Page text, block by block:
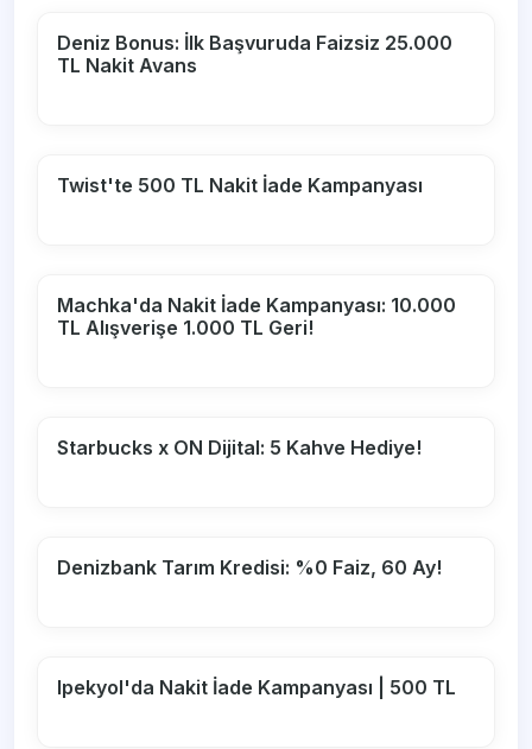
Deniz Bonus: İlk Başvuruda Faizsiz 25.000
TL Nakit Avans
Twist'te 500 TL Nakit İade Kampanyası
Machka'da Nakit İade Kampanyası: 10.000
TL Alışverişe 1.000 TL Geri!
Starbucks x ON Dijital: 5 Kahve Hediye!
Denizbank Tarım Kredisi: %0 Faiz, 60 Ay!
Ipekyol'da Nakit İade Kampanyası | 500 TL